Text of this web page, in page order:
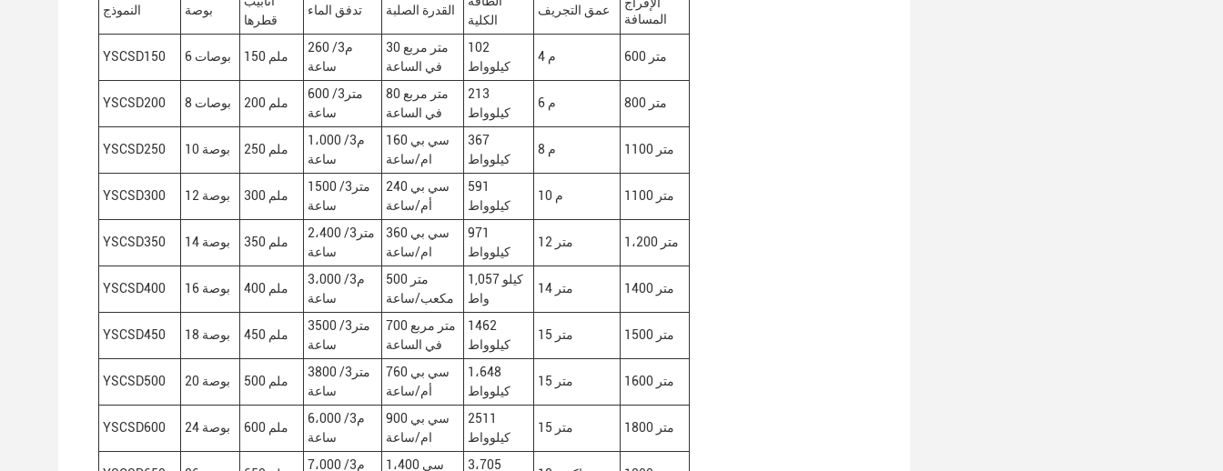
النموذج بوصة
قطرها
تدفق الماء القدرة الصلبة
الكلية
عمق التجريف
المسافة
YSCSD150 6 بوصات 150 ملم
260 م3/
ساعة
30 متر مربع
في الساعة
102
كيلوواط
4 م 600 متر
YSCSD200 8 بوصات 200 ملم
600 متر3/
ساعة
80 متر مربع
في الساعة
213
كيلوواط
6 م 800 متر
YSCSD250 10 بوصة 250 ملم
1،000 م3/
ساعة
160 سي بي
ام/ساعة
367
كيلوواط
8 م 1100 متر
YSCSD300 12 بوصة 300 ملم
1500 متر3/
ساعة
240 سي بي
أم/ساعة
591
كيلوواط
10 م 1100 متر
YSCSD350 14 بوصة 350 ملم
2،400 متر3/
ساعة
360 سي بي
ام/ساعة
971
كيلوواط
12 متر 1،200 متر
YSCSD400 16 بوصة 400 ملم
3،000 م3/
ساعة
500 متر
مكعب/ساعة
1,057 كيلو
واط
14 متر 1400 متر
YSCSD450 18 بوصة 450 ملم
3500 متر3/
ساعة
700 متر مربع
في الساعة
1462
كيلوواط
15 متر 1500 متر
YSCSD500 20 بوصة 500 ملم
3800 متر3/
ساعة
760 سي بي
أم/ساعة
1،648
كيلوواط
15 متر 1600 متر
YSCSD600 24 بوصة 600 ملم
6،000 م3/
ساعة
900 سي بي
ام/ساعة
2511
كيلوواط
15 متر 1800 متر
7،000 م3/
1،400 سي
3،705